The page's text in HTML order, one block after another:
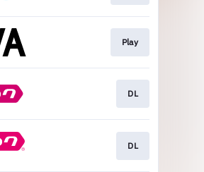
Play
DL
DL